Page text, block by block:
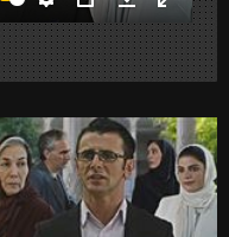
Settings
PIP Download
Enter